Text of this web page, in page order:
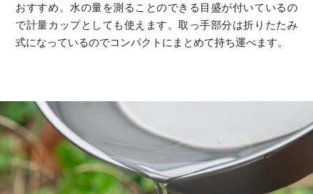
おすすめ。水の量を測ることのできる目盛が付いているの
で計量カップとしても使えます。取っ手部分は折りたたみ
式になっているのでコンパクトにまとめて持ち運べます。